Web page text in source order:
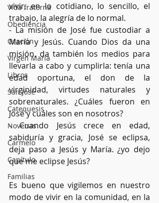
Vida fraterna
Obediencia
Oración
Virgen María
Libros
San José
Catequesis
Novenas
Carmelo
Capítulo
Familias
vivir, en lo cotidiano, lo sencillo, el
trabajo, la alegría de lo normal.
- La misión de José fue custodiar a
María y Jesús. Cuando Dios da una
misión, da también los medios para
llevarla a cabo y cumplirla: tenía una
edad oportuna, el don de la
virginidad, virtudes naturales y
sobrenaturales. ¿Cuáles fueron en
José y cuáles son en nosotros?
- Cuando Jesús crece en edad,
sabiduría y gracia, José se eclipsa,
deja paso a Jesús y María. ¿yo dejo
que me eclipse Jesús?
Es bueno que vigilemos en nuestro
modo de vivir en la comunidad, en la